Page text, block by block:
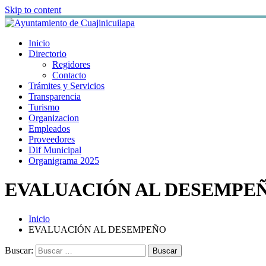
Skip to content
Inicio
Directorio
Regidores
Contacto
Trámites y Servicios
Transparencia
Turismo
Organizacion
Empleados
Proveedores
Dif Municipal
Organigrama 2025
EVALUACIÓN AL
Inicio
EVALUACIÓN AL DESEMPEÑO
Buscar: